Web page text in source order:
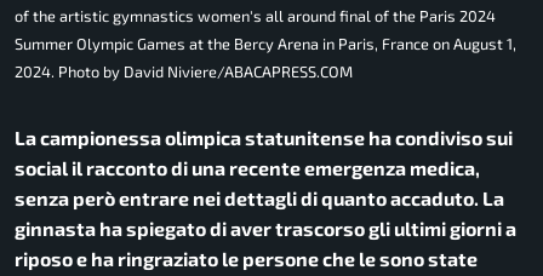
of the artistic gymnastics women's all around final of the Paris 2024
Summer Olympic Games at the Bercy Arena in Paris, France on August 1,
2024. Photo by David Niviere/ABACAPRESS.COM
La campionessa olimpica statunitense ha condiviso sui
social il racconto di una recente emergenza medica,
senza però entrare nei dettagli di quanto accaduto. La
ginnasta ha spiegato di aver trascorso gli ultimi giorni a
riposo e ha ringraziato le persone che le sono state